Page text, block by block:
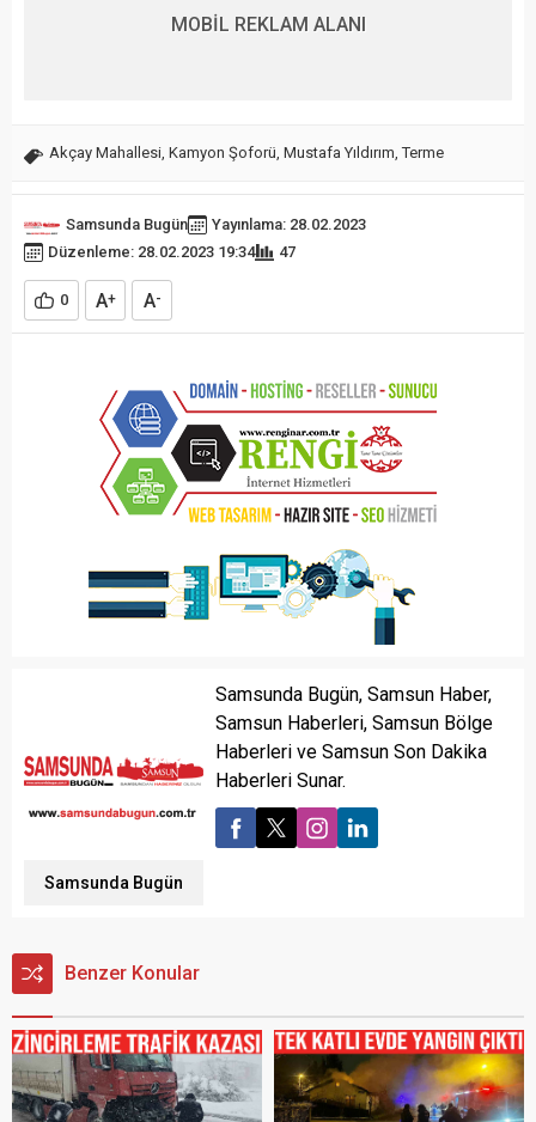
MOBİL REKLAM ALANI
Akçay Mahallesi, Kamyon Şoforü, Mustafa Yıldırım,Terme
Samsunda Bugün
Yayınlama: 28.02.2023
Düzenleme: 28.02.2023 19:34
47
0 A+ A-
Samsunda Bugün
Samsunda Bugün, Samsun Haber,
Samsun Haberleri, Samsun Bölge
Haberleri ve Samsun Son Dakika
Haberleri Sunar.
Benzer Konular